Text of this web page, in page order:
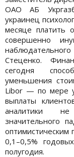
ОАО АБ
украинец
месяце
совершенно
Стеценко.
сегодня
уменьшения
Libor — по мере
выплаты
аналитики не
значительного
оптимистическим
0,1–0,5%
полугодия.